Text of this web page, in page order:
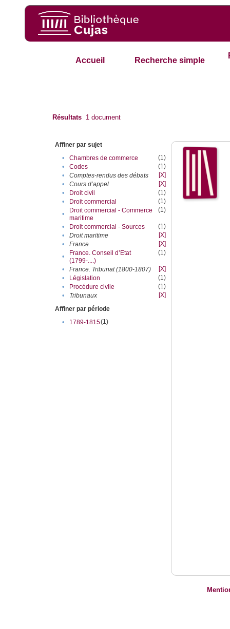
Accueil Recherche simple
Résultats 1 document
Affiner par sujet
•
Chambres de commerce
(1)
•
Codes
(1)
•
Comptes-rendus des débats
[X]
•
Cours d’appel
[X]
•
Droit civil
(1)
•
Droit commercial
(1)
•
Droit commercial - Commerce
maritime
(1)
• Droit commercial - Sources
(1)
•
Droit maritime
[X]
•
France
[X]
•
France. Conseil d’Etat
(1799-....)
(1)
• France. Tribunat (1800-1807)
[X]
•
Législation
(1)
•
Procédure civile
(1)
•
Tribunaux
[X]
Affiner par période
•
1789-1815(1)